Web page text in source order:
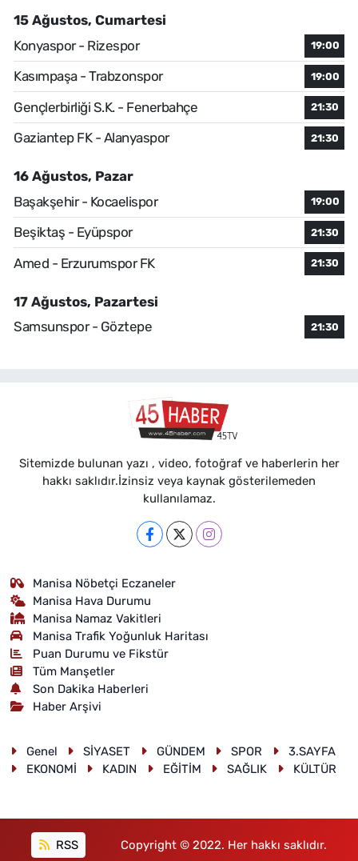
15 Ağustos, Cumartesi
Konyaspor - Rizespor
19:00
Kasımpaşa - Trabzonspor 19:00
Gençlerbirliği S.K. - Fenerbahçe 21:30
Gaziantep FK - Alanyaspor 21:30
16 Ağustos, Pazar
Başakşehir - Kocaelispor
19:00
Beşiktaş - Eyüpspor 21:30
Amed - Erzurumspor FK 21:30
17 Ağustos, Pazartesi
Samsunspor - Göztepe
21:30
Sitemizde bulunan yazı , video, fotoğraf ve haberlerin her
hakkı saklıdır.İzinsiz veya kaynak gösterilemeden
kullanılamaz.
Manisa Nöbetçi Eczaneler
Manisa Hava Durumu
Manisa Namaz Vakitleri
Manisa Trafik Yoğunluk Haritası
Puan Durumu ve Fikstür
Tüm Manşetler
Son Dakika Haberleri
Haber Arşivi
Genel SİYASET GÜNDEM SPOR
3.SAYFA
EKONOMİ
KADIN EĞİTİM SAĞLIK KÜLTÜR
RSS Copyright © 2022. Her hakkı saklıdır.